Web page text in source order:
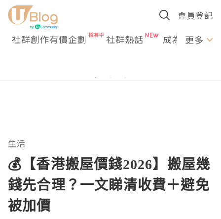
會員登記
社群創作有價企劃 社群熱話 成為U更多
生活
💰【香港搬屋價錢2026】搬屋幾
錢先合理？一文睇清收費＋避免
被加價